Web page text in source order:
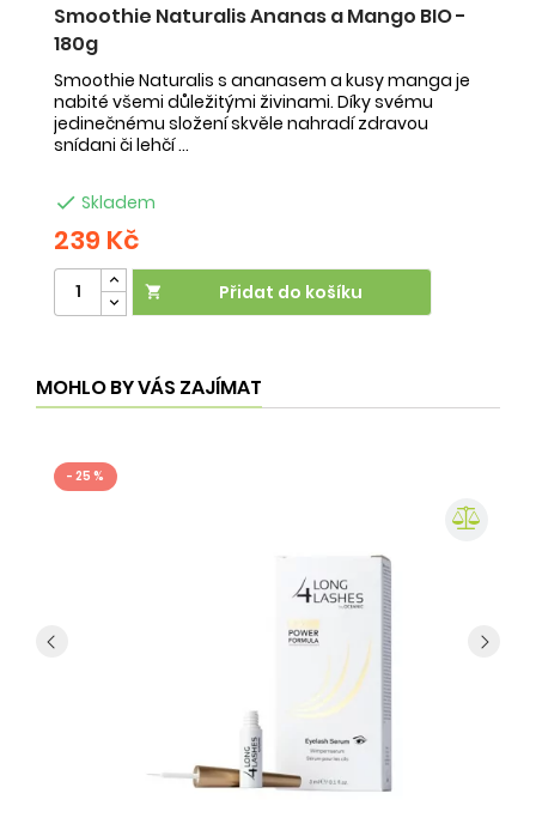
Smoothie Naturalis Ananas a Mango BIO -
180g
Smoothie Naturalis s ananasem a kusy manga je
nabité všemi důležitými živinami. Díky svému
jedinečnému složení skvěle nahradí zdravou
snídani či lehčí ...
 Skladem
239 Kč
 Přidat do košíku
MOHLO BY VÁS ZAJÍMAT
- 25 %